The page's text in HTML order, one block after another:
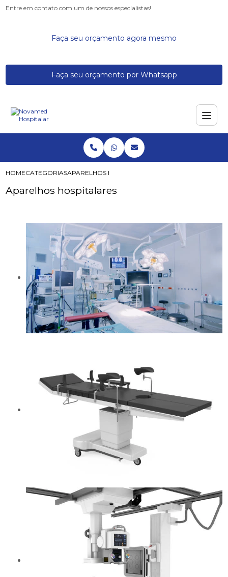
Entre em contato com um de nossos especialistas!
Faça seu orçamento agora mesmo
Faça seu orçamento por Whatsapp
HOMECATEGORIASAPARELHOS HOSPITALARES
Aparelhos hospitalares